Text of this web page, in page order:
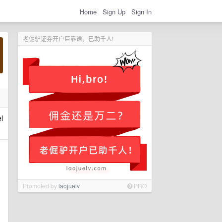
Home Sign Up Sign In
老倔驴证券开户巨靠谱，已助千人!
Promoted bylaojuelv PRO